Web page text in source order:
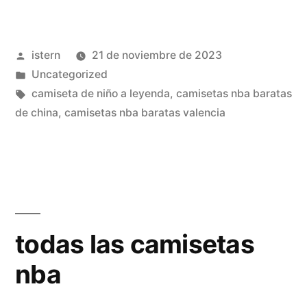
Publicado
por
istern
21 de noviembre de 2023
Publicado
en
Uncategorized
Etiquetas:
camiseta de niño a leyenda, camisetas nba baratas
de china, camisetas nba baratas valencia
todas las camisetas
nba